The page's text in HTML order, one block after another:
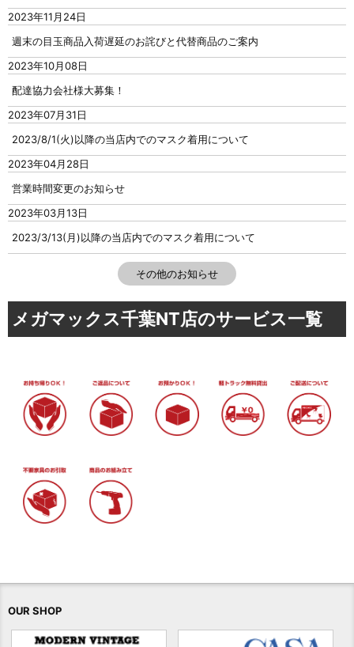
2023年11月24日
週末の目玉商品入荷遅延のお詫びと代替商品のご案内
2023年10月08日
配達協力会社様大募集！
2023年07月31日
2023/8/1(火)以降の当店内でのマスク着用について
2023年04月28日
営業時間変更のお知らせ
2023年03月13日
2023/3/13(月)以降の当店内でのマスク着用について
その他のお知らせ
メガマックス千葉NT店のサービス一覧
OUR SHOP